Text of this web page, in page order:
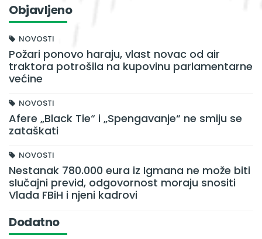
Objavljeno
NOVOSTI
Požari ponovo haraju, vlast novac od air
traktora potrošila na kupovinu parlamentarne
većine
NOVOSTI
Afere „Black Tie“ i „Spengavanje“ ne smiju se
zataškati
NOVOSTI
Nestanak 780.000 eura iz Igmana ne može biti
slučajni previd, odgovornost moraju snositi
Vlada FBiH i njeni kadrovi
Dodatno